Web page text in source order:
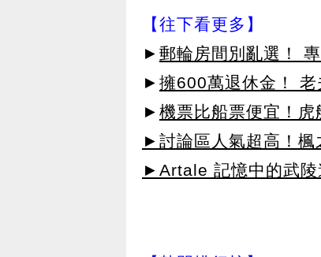
【往下看更多】
► 郵輪房間別亂選！
► 擁600萬退休金！
► 機票比船票便宜！
►討論區人氣超高！楓
►Artale 記憶中的武陵